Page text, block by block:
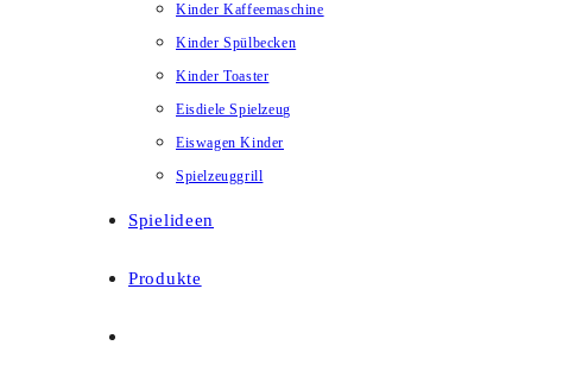
Kinder Kaffeemaschine
Kinder Spülbecken
Kinder Toaster
Eisdiele Spielzeug
Eiswagen Kinder
Spielzeuggrill
Spielideen
Produkte